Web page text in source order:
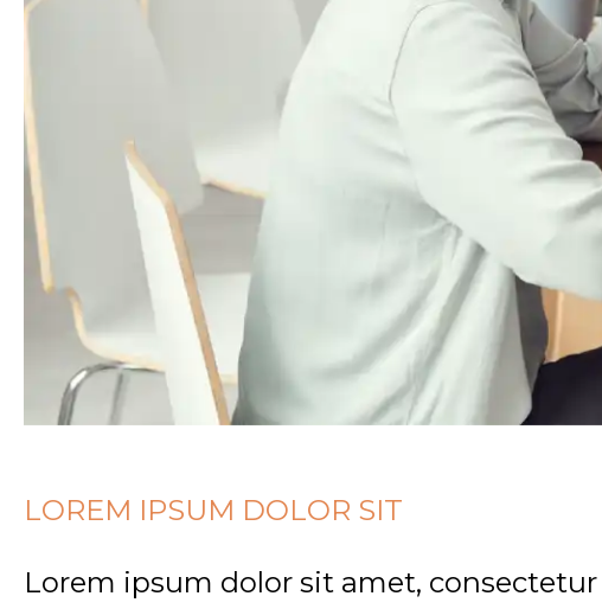
LOREM IPSUM DOLOR SIT
Lorem ipsum dolor sit amet,